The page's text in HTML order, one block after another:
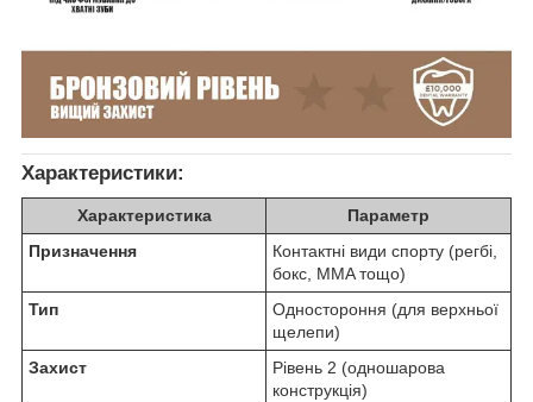
Характеристики:
Характеристика
Параметр
Призначення
Контактні види спорту (регбі,
бокс, MMA тощо)
Тип
Одностороння (для верхньої
щелепи)
Захист
Рівень 2 (одношарова
конструкція)